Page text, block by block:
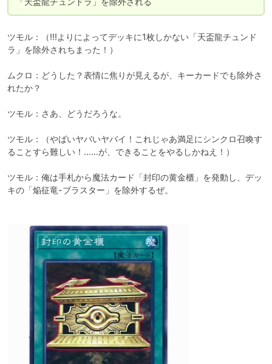
ツモル：（!!!よりによってデッキに1枚しかない「天盃龍チュンド
ラ」を除外されちまった！）
ムクロ：どうした？表情に焦りが見えるが、キーカードでも除外さ
れたか？
ツモル：さあ、どうだろうな。
ツモル：（やばいヤバいヤバイ！これじゃあ満足にシンクロ召喚す
ることすら難しい！……が、できることをやるしかねえ！）
ツモル：俺は手札から魔法カード「封印の黄金櫃」を発動し、デッ
キの「焔征竜-ブラスター」を除外するぜ。